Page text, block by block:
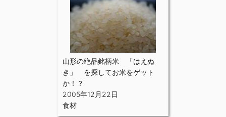
山形の絶品銘柄米 「はえぬ
き」 を探してお米をゲット
か！？
2005年12月22日
食材